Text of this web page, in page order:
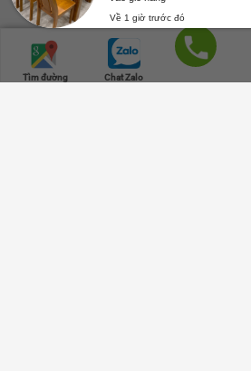
Tìm đường Chat Zalo
Trang chủ Danh mục Cửa hàng
Về 1 giờ trước đó